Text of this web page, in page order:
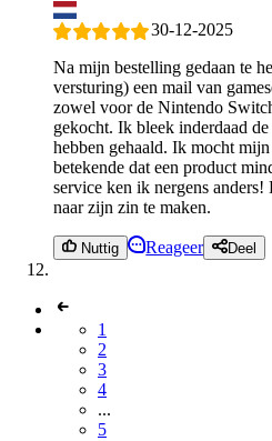
30-12-2025
Na mijn bestelling gedaan te
versturing) een mail van
zowel voor de Nintendo
gekocht. Ik bleek inderdaad
hebben gehaald. Ik mocht
betekende dat een product
service ken ik nergens
naar zijn zin te maken.
Nuttig Reageer Deel
1
2
3
4
...
5